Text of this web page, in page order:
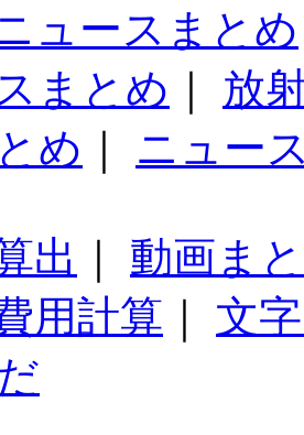
ュースまとめ
まとめ
放
め
ニュー
出
動画ま
用計算
文